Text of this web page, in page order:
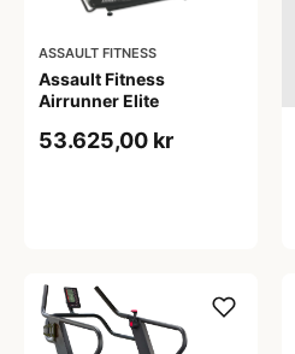
ASSAULT FITNESS
Assault Fitness
Airrunner Elite
53.625,00 kr